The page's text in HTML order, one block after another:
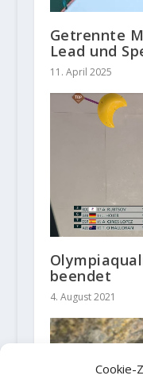
Cookie-
Getrennte
Lead und
11. April 2025
beendet
4. August 2021